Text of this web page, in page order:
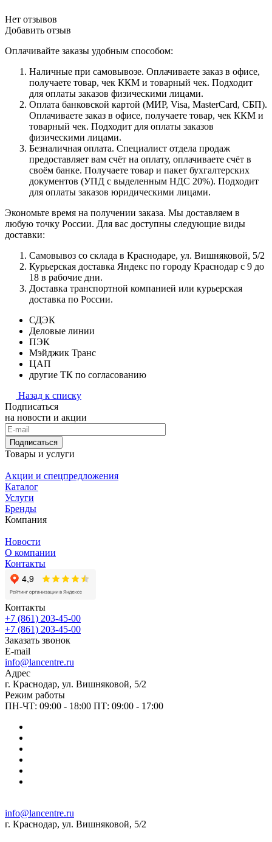
Нет отзывов
Добавить отзыв
Оплачивайте заказы удобным способом:
Наличные при самовывозе. Оплачиваете заказ в офисе,
получаете товар, чек ККМ и товарный чек. Подходит
для оплаты заказов физическими лицами.
Оплата банковской картой (МИР, Visa, MasterCard, СБП).
Оплачиваете заказ в офисе, получаете товар, чек ККМ и
товарный чек. Подходит для оплаты заказов
физическими лицами.
Безналичная оплата. Специалист отдела продаж
предоставляет вам счёт на оплату, оплачиваете счёт в
своём банке. Получаете товар и пакет бухгалтерских
документов (УПД с выделенным НДС 20%). Подходит
для оплаты заказов юридическими лицами.
Экономьте время на получении заказа. Мы доставляем в
любую точку России. Для вас доступны следующие виды
доставки:
Самовывоз со склада в Краснодаре, ул. Вишняковой, 5/2
Курьерская доставка Яндекс по городу Краснодар с 9 до
18 в рабочие дни.
Доставка транспортной компанией или курьерская
доставка по России.
СДЭК
Деловые линии
ПЭК
Мэйджик Транс
ЦАП
другие ТК по согласованию
Назад к списку
Подписаться
на новости и акции
Подписаться
Товары и услуги
Акции и спецпредложения
Каталог
Услуги
Бренды
Компания
Новости
О компании
Контакты
Контакты
+7 (861) 203-45-00
+7 (861) 203-45-00
Заказать звонок
E-mail
info@lancentre.ru
Адрес
г. Краснодар, ул. Вишняковой, 5/2
Режим работы
ПН-ЧТ: 09:00 - 18:00 ПТ: 09:00 - 17:00
info@lancentre.ru
г. Краснодар, ул. Вишняковой, 5/2